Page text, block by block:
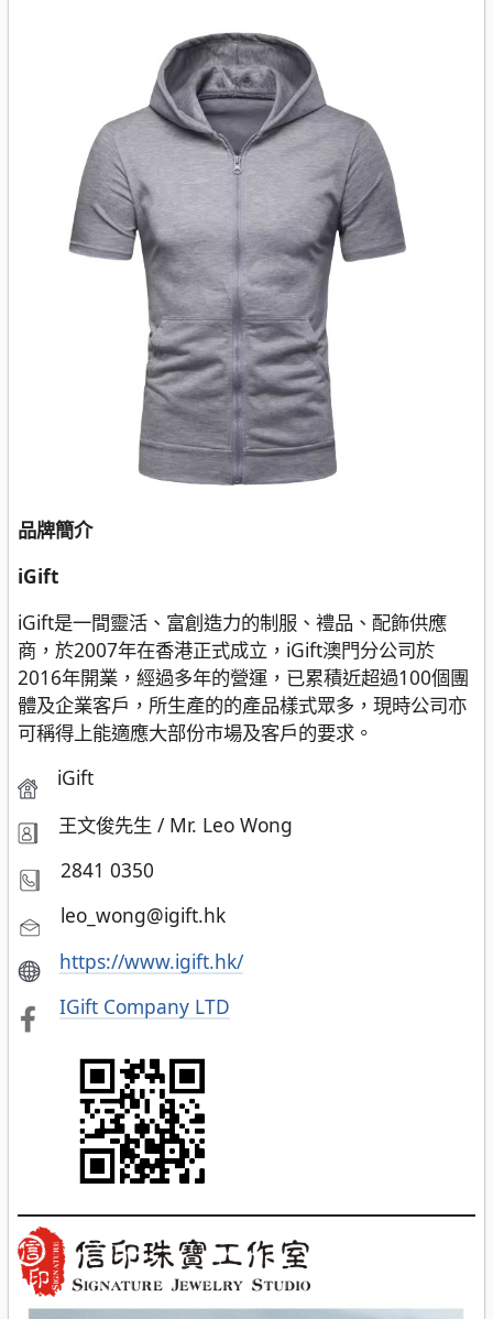
品牌簡介
iGift
iGift是一間靈活、富創造力的制服、禮品、配飾供應
商，於2007年在香港正式成立，iGift澳門分公司於
2016年開業，經過多年的營運，已累積近超過100個團
體及企業客戶，所生產的的產品樣式眾多，現時公司亦
可稱得上能適應大部份市場及客戶的要求。
iGift
王文俊先生 / Mr. Leo Wong
2841 0350
leo_wong@igift.hk
https://www.igift.hk/
IGift Company LTD